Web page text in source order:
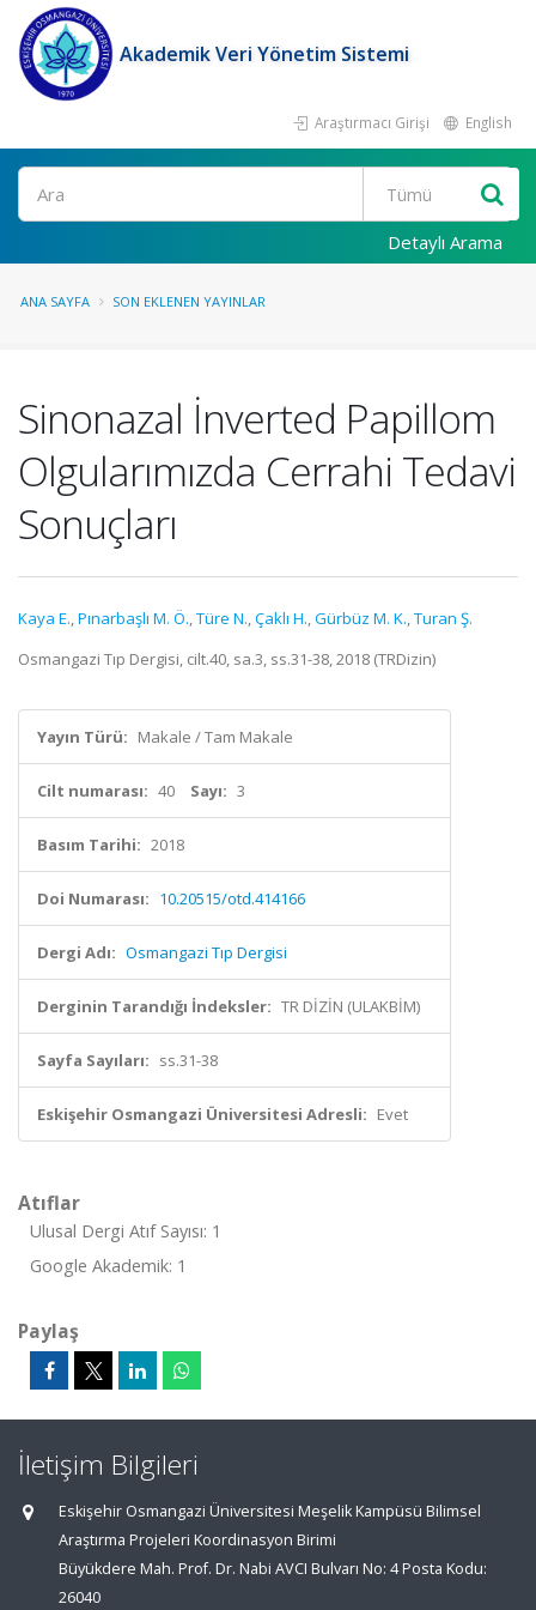
Akademik Veri Yönetim Sistemi
Araştırmacı Girişi English
Ara
Detaylı Arama
ANA SAYFA SON EKLENEN YAYINLAR
Sinonazal İnverted Papillom
Olgularımızda Cerrahi Tedavi
Sonuçları
Kaya E.,Pınarbaşlı M. Ö.,Türe N.,Çaklı H.,Gürbüz M. K.,Turan Ş.
Osmangazi Tıp Dergisi, cilt.40, sa.3, ss.31-38, 2018 (TRDizin)
Yayın Türü: Makale / Tam Makale
Cilt numarası: 40 Sayı: 3
Basım Tarihi: 2018
Doi Numarası: 10.20515/otd.414166
Dergi Adı: Osmangazi Tıp Dergisi
Derginin Tarandığı İndeksler: TR DİZİN (ULAKBİM)
Sayfa Sayıları: ss.31-38
Eskişehir Osmangazi Üniversitesi Adresli: Evet
Atıflar
Ulusal Dergi Atıf Sayısı: 1
Google Akademik: 1
Paylaş
İletişim Bilgileri
Eskişehir Osmangazi Üniversitesi Meşelik Kampüsü Bilimsel
Araştırma Projeleri Koordinasyon Birimi
Büyükdere Mah. Prof. Dr. Nabi AVCI Bulvarı No: 4 Posta Kodu:
26040